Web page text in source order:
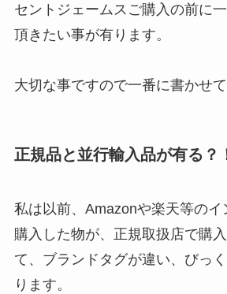
セントジェームスご購入の前に
頂きたい事が有ります。
大切な事ですので一番に書かせて
正規品と並行輸入品が有る？
私は以前、Amazonや楽天等のイ
購入した物が、正規取扱店で購
て、ブランドタグが違い、びっ
ります。